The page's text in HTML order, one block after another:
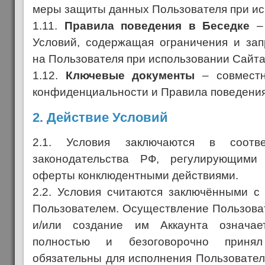
меры защиты данных Пользователя при
1.11. Правила поведения в Беседке –
Условий, содержащая ограничения и
на Пользователя при использовании
1.12. Ключевые документы –
конфиденциальности и Правила
2. Действие Условий
2.1. Условия заключаются в
законодательства РФ, регулирующими
оферты конклюдентными действиями.
2.2. Условия считаются заключёнными
Пользователем. Осуществление
и/или создание им Аккаунта
полностью и безоговорочно
обязательны для исполнения